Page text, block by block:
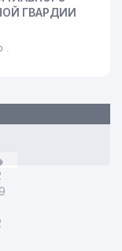
ГВАРДИИ
.